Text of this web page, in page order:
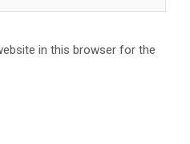
in this browser for the